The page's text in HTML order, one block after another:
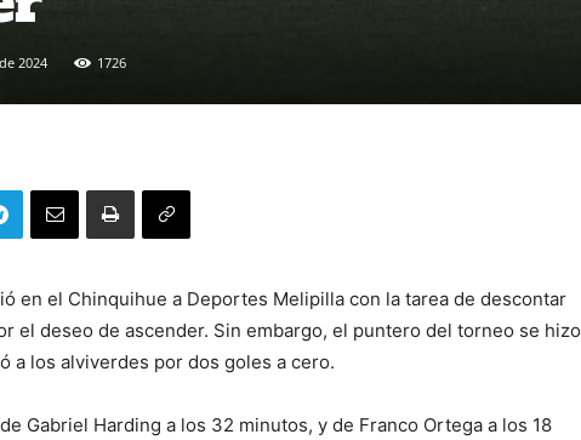
2024 1726
en el Chinquihue a Deportes Melipilla con la tarea de descontar
el deseo de ascender. Sin embargo, el puntero del torneo se hizo
a los alviverdes por dos goles a cero.
Gabriel Harding a los 32 minutos, y de Franco Ortega a los 18